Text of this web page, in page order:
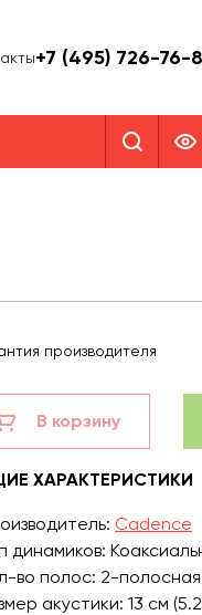
+7 (495) 726-76-
производителя
В корзину
ХАРАКТЕРИСТИКИ
Cadence
динамиков:
во полос: 2-полосная
акустики: 13 см